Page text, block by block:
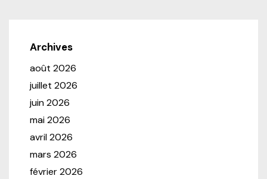
Archives
août 2026
juillet 2026
juin 2026
mai 2026
avril 2026
mars 2026
février 2026